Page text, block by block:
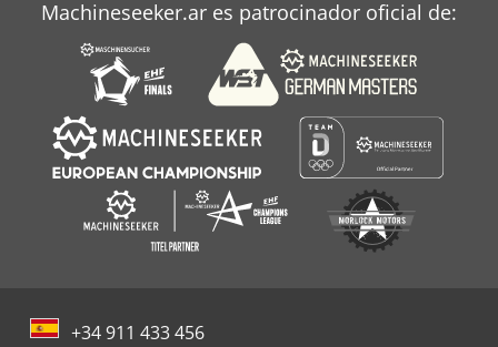
Machineseeker.ar es patrocinador oficial de:
+34 911 433 456